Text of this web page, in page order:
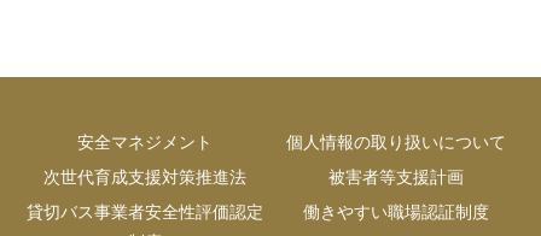
安全マネジメント
個人情報の取り扱いについて
次世代育成支援対策推進法
被害者等支援計画
貸切バス事業者安全性評価認定
働きやすい職場認証制度